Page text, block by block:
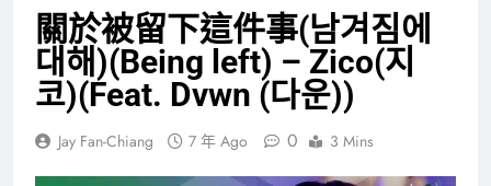
關於被留下這件事(남겨짐에
대해)(Being left) – Zico(지
코)(Feat. Dvwn (다운))
Jay Fan-Chiang 7 年 Ago 0 3 Mins